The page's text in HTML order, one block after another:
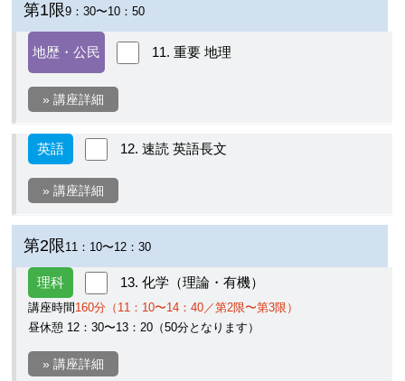
第1限9：30〜10：50
地歴・公民 11. 重要 地理
» 講座詳細
英語 12. 速読 英語長文
» 講座詳細
第2限 11：10〜12：30
理科 13. 化学（理論・有機）
講座時間 160分（11：10〜14：40／第2限〜第3限）
昼休憩 12：30〜13：20（50分となります）
» 講座詳細